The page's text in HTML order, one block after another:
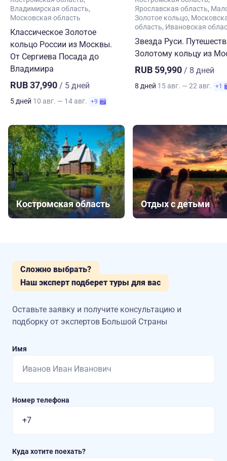
Владимирская область
Московская область
Классическое Золотое
кольцо России из Москвы.
От Сергиева Посада до
Владимира
RUB 37,990 / 5 дней
5 дней 10 авг. — 14 авг. +9
Ярославская область
Золотое кольцо
область Ивановская
Звезда Руси.
Золотому кольцу из
RUB 59,990 / 8 дней
8 дней 15 авг. — 22 авг. +1
Костромская область Отдых с детьми
Сложно выбрать?
Наш эксперт подберет туры для вас
Оставьте заявку и получите консультацию и
подборку от экспертов Большой Страны
Имя
Номер телефона
Куда хотите поехать?